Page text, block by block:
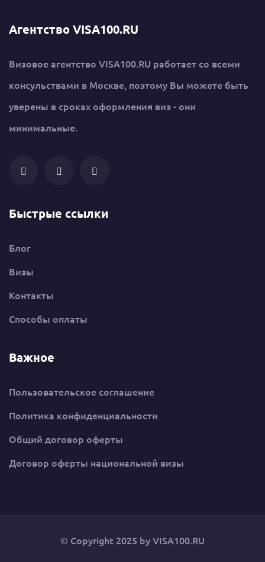
Агентство VISA100.RU
Визовое агентство VISA100.RU работает со всеми
консульствами в Москве, поэтому Вы можете быть
уверены в сроках оформления виз - они
минимальные.
Быстрые ссылки
Блог
Визы
Контакты
Способы оплаты
Важное
Пользовательское соглашение
Политика конфиденциальности
Общий договор оферты
Договор оферты национальной визы
© Copyright 2025 byVISA100.RU